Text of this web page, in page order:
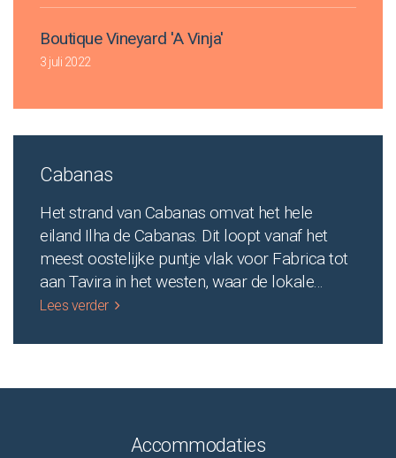
Boutique Vineyard 'A Vinja'
3 juli 2022
Cabanas
Het strand van Cabanas omvat het hele
eiland Ilha de Cabanas. Dit loopt vanaf het
meest oostelijke puntje vlak voor Fabrica tot
aan Tavira in het westen, waar de lokale...
Lees verder
Accommodaties